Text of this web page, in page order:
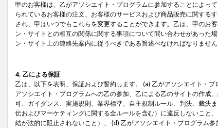
甲のお客様は、乙がアソシエイト・プログラムに参加することによっ
られているお客様の注文、お客様のサービスおよび商品販売に関する
され、甲はいつでもこれらを変更することができます。乙は、甲のお
ン・サイトとの相互の関係に関する事項について問い合わせがあった
ン・サイト上の連絡先案内に従うべきである旨述べなければなりませ
4. 乙による保証
乙は、以下を表明、保証および誓約します。 (a) 乙がアソシエイト・
アソシエイト・プログラムへの乙の参加、乙による乙のサイトの作成
可、ガイダンス、実施規則、業界標準、自主規制ルール、判決、裁決
伝およびマーケティングに関する全ルールを含む）に違反しないこと
結が法的に阻止されないこと）、 (d) 乙がアソシエイト・プログラム